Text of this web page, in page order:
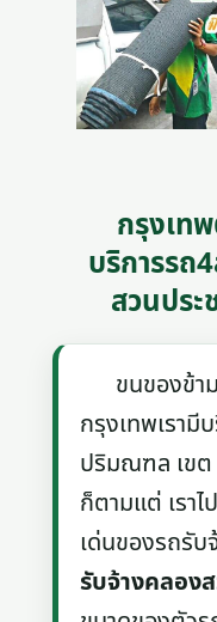
กรุงเท
บริการรถ
สวนประ
ขนของข้าม
กรุงเทพเรามี
ปริมณฑล เขต
ก็ตามแต่ เรา
เด่นของรถรั
รับจ้างคลอง